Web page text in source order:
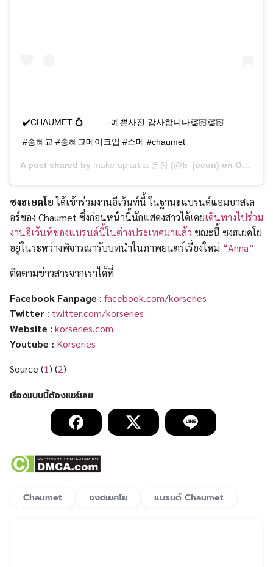
✔️CHAUMET 💍 – – – -예쁜사진 감사합니다👏🏻👏🏻 – – –
#송혜교 #송혜교메이크업 #쇼메 #chaumet
A post shared by make-up artist 은정 (@b_joeun) on Oct 20, 2019 at 12:20am PDT
ซงฮเยคโยได้เข้าร่วมงานอีเว้นท์นี้ ในฐานะแบรนด์แอมบาสเด
อร์ของ Chaumet ซึ่งก่อนหน้านี้นักแสดงสาวได้เคยเดินทางไปร่วม
งานอีเว้นท์ของแบรนด์นี้ในต่างประเทศมาแล้ว ขณะนี้ ซงฮเยคโย
อยู่ในระหว่างพิจารณารับบทนำในภาพยนตร์เรื่องใหม่ “Anna”
ติดตามข่าวสารจากเราได้ที่
Facebook Fanpage : facebook.com/korseries
Twitter : twitter.com/korseries
Website : korseries.com
Youtube : Korseries
Source (1) (2)
Chaumet ซงฮเยคโย แบรนด์ Chaumet